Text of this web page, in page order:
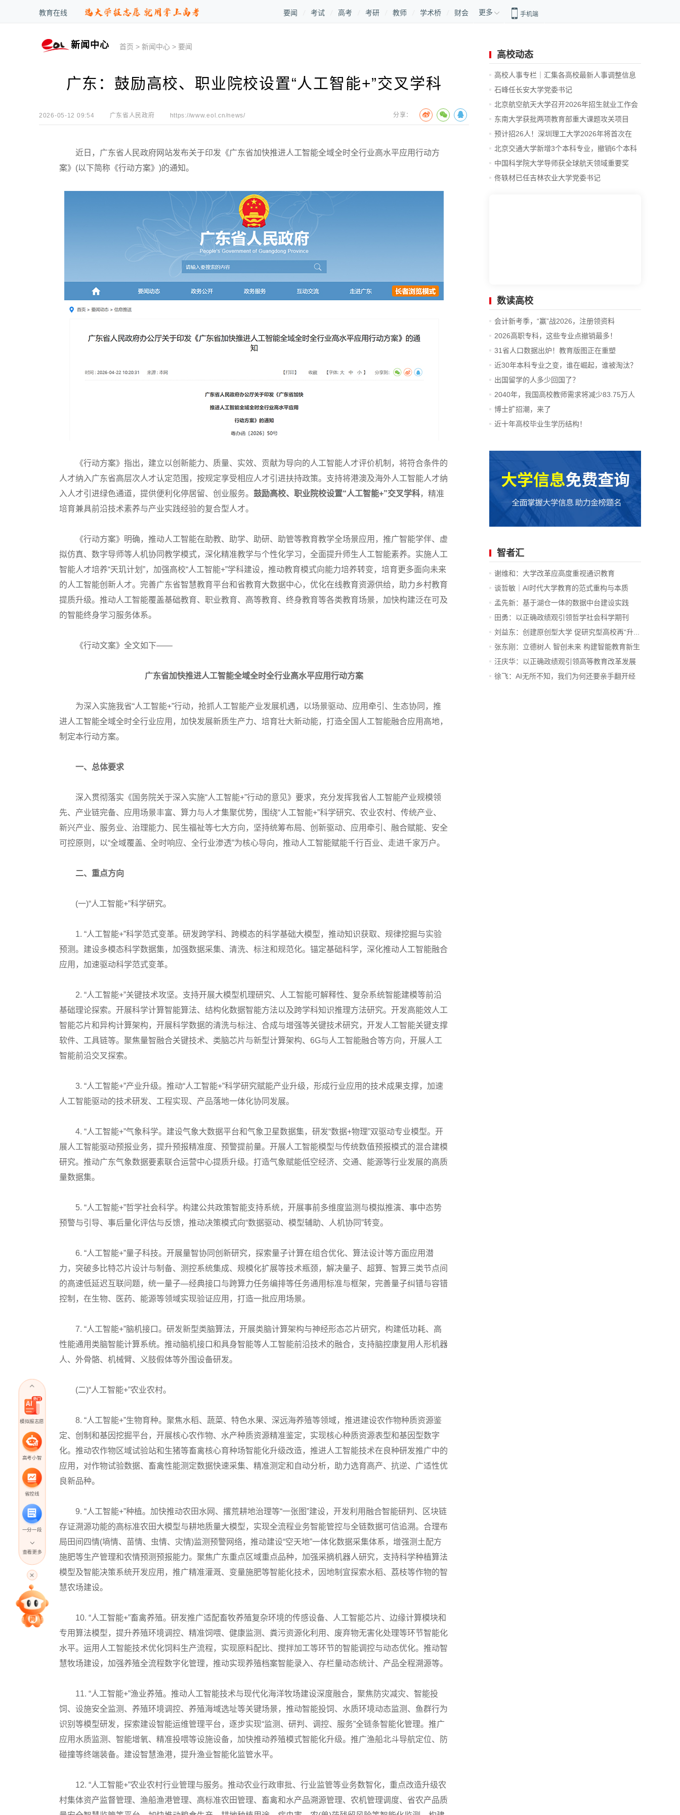
教育在线 要闻 考试 高考 考研 教师 学术桥 财会 更多 手机端
新闻中心 首页 >新闻中心 > 要闻
广东：鼓励高校、职业院校设置“人工智能+”交叉学科
2026-05-12 09:54 广东省人民政府 https://www.eol.cn/news/ 分享：
近日，广东省人民政府网站发布关于印发《广东省加快推进人工智能全域全时全行业高水平应用行动方
案》(以下简称《行动方案》)的通知。
《行动方案》指出，建立以创新能力、质量、实效、贡献为导向的人工智能人才评价机制，将符合条件的
人才纳入广东省高层次人才认定范围，按规定享受相应人才引进扶持政策。支持将港澳及海外人工智能人才纳
入人才引进绿色通道，提供便利化停居留、创业服务。 鼓励高校、职业院校设置“人工智能+”交叉学科，精准
培育兼具前沿技术素养与产业实践经验的复合型人才。
《行动方案》明确，推动人工智能在助教、助学、助研、助管等教育教学全场景应用，推广智能学伴、虚
拟仿真、数字导师等人机协同教学模式，深化精准教学与个性化学习，全面提升师生人工智能素养。实施人工
智能人才培养“天玑计划”，加强高校“人工智能+”学科建设，推动教育模式向能力培养转变，培育更多面向未来
的人工智能创新人才。完善广东省智慧教育平台和省教育大数据中心，优化在线教育资源供给，助力乡村教育
提质升级。推动人工智能覆盖基础教育、职业教育、高等教育、终身教育等各类教育场景，加快构建泛在可及
的智能终身学习服务体系。
《行动文案》全文如下——
广东省加快推进人工智能全域全时全行业高水平应用行动方案
为深入实施我省“人工智能+”行动，抢抓人工智能产业发展机遇，以场景驱动、应用牵引、生态协同，推
进人工智能全域全时全行业应用，加快发展新质生产力、培育壮大新动能，打造全国人工智能融合应用高地，
制定本行动方案。
一、总体要求
深入贯彻落实《国务院关于深入实施“人工智能+”行动的意见》要求，充分发挥我省人工智能产业规模领
先、产业链完备、应用场景丰富、算力与人才集聚优势，围绕“人工智能+”科学研究、农业农村、传统产业、
新兴产业、服务业、治理能力、民生福祉等七大方向，坚持统筹布局、创新驱动、应用牵引、融合赋能、安全
可控原则，以“全域覆盖、全时响应、全行业渗透”为核心导向，推动人工智能赋能千行百业、走进千家万户。
二、重点方向
(一)“人工智能+”科学研究。
1. “人工智能+”科学范式变革。研发跨学科、跨模态的科学基础大模型，推动知识获取、规律挖掘与实验
预测。建设多模态科学数据集，加强数据采集、清洗、标注和规范化。锚定基础科学，深化推动人工智能融合
应用，加速驱动科学范式变革。
2. “人工智能+”关键技术攻坚。支持开展大模型机理研究、人工智能可解释性、复杂系统智能建模等前沿
基础理论探索。开展科学计算智能算法、结构化数据智能方法以及跨学科知识推理方法研究。开发高能效人工
智能芯片和异构计算架构，开展科学数据的清洗与标注、合成与增强等关键技术研究，开发人工智能关键支撑
软件、工具链等。聚焦量智融合关键技术、类脑芯片与新型计算架构、6G与人工智能融合等方向，开展人工
智能前沿交叉探索。
3. “人工智能+”产业升级。推动“人工智能+”科学研究赋能产业升级，形成行业应用的技术成果支撑，加速
人工智能驱动的技术研发、工程实现、产品落地一体化协同发展。
4. “人工智能+”气象科学。建设气象大数据平台和气象卫星数据集，研发“数据+物理”双驱动专业模型。开
展人工智能驱动预报业务，提升预报精准度、预警提前量。开展人工智能模型与传统数值预报模式的混合建模
研究。推动广东气象数据要素联合运营中心提质升级。打造气象赋能低空经济、交通、能源等行业发展的高质
量数据集。
5. “人工智能+”哲学社会科学。构建公共政策智能支持系统，开展事前多维度监测与模拟推演、事中态势
预警与引导、事后量化评估与反馈，推动决策模式向“数据驱动、模型辅助、人机协同”转变。
6. “人工智能+”量子科技。开展量智协同创新研究，探索量子计算在组合优化、算法设计等方面应用潜
力，突破多比特芯片设计与制备、测控系统集成、规模化扩展等技术瓶颈，解决量子、超算、智算三类节点间
的高速低延迟互联问题，统一量子—经典接口与跨算力任务编排等任务通用标准与框架，完善量子纠错与容错
控制，在生物、医药、能源等领域实现验证应用，打造一批应用场景。
7. “人工智能+”脑机接口。研发新型类脑算法，开展类脑计算架构与神经形态芯片研究，构建低功耗、高
性能通用类脑智能计算系统。推动脑机接口和具身智能等人工智能前沿技术的融合，支持脑控康复用人形机器
人、外骨骼、机械臂、义肢假体等外围设备研发。
(二)“人工智能+”农业农村。
8. “人工智能+”生物育种。聚焦水稻、蔬菜、特色水果、深远海养殖等领域，推进建设农作物种质资源鉴
定、创制和基因挖掘平台，开展核心农作物、水产种质资源精准鉴定，实现核心种质资源表型和基因型数字
化。推动农作物区域试验站和生猪等畜禽核心育种场智能化升级改造，推进人工智能技术在良种研发推广中的
应用，对作物试验数据、畜禽性能测定数据快速采集、精准测定和自动分析，助力选育高产、抗逆、广适性优
良新品种。
9. “人工智能+”种植。加快推动农田水网、撂荒耕地治理等“一张图”建设，开发利用融合智能研判、区块链
存证溯源功能的高标准农田大模型与耕地质量大模型，实现全流程业务智能管控与全链数据可信追溯。合理布
局田间四情(墒情、苗情、虫情、灾情)监测预警网络，推动建设“空天地”一体化数据采集体系，增强测土配方
施肥等生产管理和农情预测预报能力。聚焦广东重点区域重点品种，加强采摘机器人研究，支持科学种植算法
模型及智能决策系统开发应用，推广精准灌溉、变量施肥等智能化技术，因地制宜探索水稻、荔枝等作物的智
慧农场建设。
10. “人工智能+”畜禽养殖。研发推广适配畜牧养殖复杂环境的传感设备、人工智能芯片、边缘计算模块和
专用算法模型，提升养殖环境调控、精准饲喂、健康监测、粪污资源化利用、废弃物无害化处理等环节智能化
水平。运用人工智能技术优化饲料生产流程，实现原料配比、搅拌加工等环节的智能调控与动态优化。推动智
慧牧场建设，加强养殖全流程数字化管理，推动实现养殖档案智能录入、存栏量动态统计、产品全程溯源等。
11. “人工智能+”渔业养殖。推动人工智能技术与现代化海洋牧场建设深度融合，聚焦防灾减灾、智能投
饲、设施安全监测、养殖环境调控、养殖海域选址等关键场景，推动智能投饲、水质环境动态监测、鱼群行为
识别等模型研发，探索建设智能运维管理平台，逐步实现“监测、研判、调控、服务”全链条智能化管理。推广
应用水质监测、智能增氧、精准投喂等设施设备，加快推动养殖模式智能化升级。推广渔船北斗导航定位、防
碰撞等终端装备。建设智慧渔港，提升渔业智能化监管水平。
12. “人工智能+”农业农村行业管理与服务。推动农业行政审批、行业监管等业务数智化，重点改造升级农
村集体资产监督管理、渔船渔港管理、高标准农田管理、畜禽和水产品溯源管理、农机管理调度、省农产品质
高校动态
高校人事专栏｜汇集各高校最新人事调整信息
石峰任长安大学党委书记
北京航空航天大学召开2026年招生就业工作会
...
东南大学获批两项教育部重大课题攻关项目
立...
预计招26人！深圳理工大学2026年将首次在
山...
北京交通大学新增3个本科专业，撤销6个本科
专业
中国科学院大学导师获全球航天领域重要奖
项！
佟轶材已任吉林农业大学党委书记
模拟报志愿
高考小智
省控线
一分一段
高考直播
专家指导课
查看更多
数读高校
会计新考季，“赢”战2026，注册领资料
2026高职专科，这些专业点撤销最多！
31省人口数据出炉！教育版图正在重塑
近30年本科专业之变，谁在崛起，谁被淘汰？
出国留学的人多少回国了？
2040年，我国高校教师需求将减少83.75万人
博士扩招潮，来了
近十年高校毕业生学历结构！
智者汇
谢维和：大学改革应高度重视通识教育
谈哲敏｜AI时代大学教育的范式重构与本质
坚...
孟先新：基于湖仓一体的数据中台建设实践
—...
田勇：以正确政绩观引领哲学社会科学期刊
在...
刘益东：创建原创型大学 促研究型高校再“升...
张东刚：立德树人 智创未来 构建智能教育新生
态
汪庆华：以正确政绩观引领高等教育改革发展
徐飞：AI无所不知，我们为何还要亲手翻开经